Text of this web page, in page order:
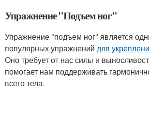
Упражнение "Подъем ног"
Упражнение "подъем ног" является
популярных упражнений для
Оно требует от нас силы и
помогает нам поддерживать
всего тела.